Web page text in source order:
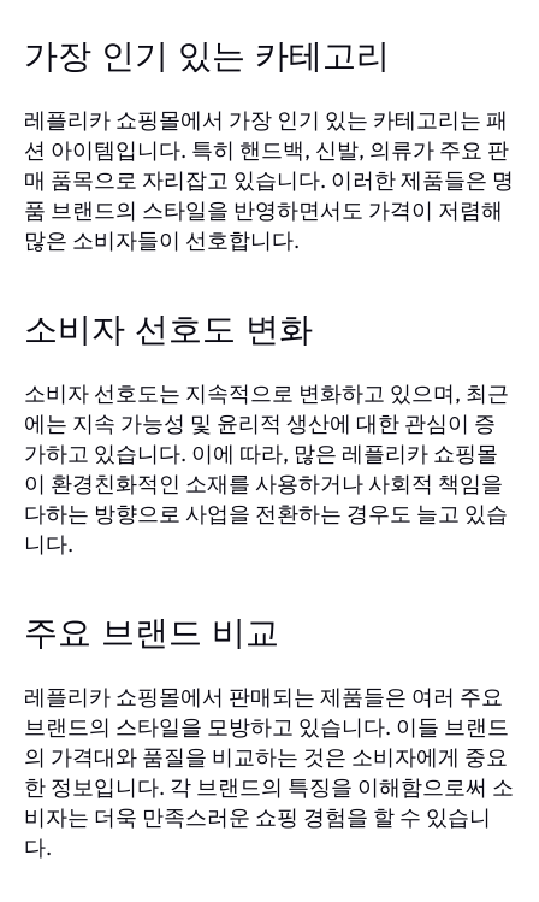
가장 인기 있는 카테고리
레플리카 쇼핑몰에서 가장 인기 있는 카테고리는 패
션 아이템입니다. 특히 핸드백, 신발, 의류가 주요 판
매 품목으로 자리잡고 있습니다. 이러한 제품들은 명
품 브랜드의 스타일을 반영하면서도 가격이 저렴해
많은 소비자들이 선호합니다.
소비자 선호도 변화
소비자 선호도는 지속적으로 변화하고 있으며, 최근
에는 지속 가능성 및 윤리적 생산에 대한 관심이 증
가하고 있습니다. 이에 따라, 많은 레플리카 쇼핑몰
이 환경친화적인 소재를 사용하거나 사회적 책임을
다하는 방향으로 사업을 전환하는 경우도 늘고 있습
니다.
주요 브랜드 비교
레플리카 쇼핑몰에서 판매되는 제품들은 여러 주요
브랜드의 스타일을 모방하고 있습니다. 이들 브랜드
의 가격대와 품질을 비교하는 것은 소비자에게 중요
한 정보입니다. 각 브랜드의 특징을 이해함으로써 소
비자는 더욱 만족스러운 쇼핑 경험을 할 수 있습니
다.